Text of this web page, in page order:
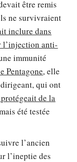
être remis
ne survivraient
inclure dans
l’injection anti-
immunité
Pentagone, elle
qui ont
de la
été testée
l’ancien
l’ineptie des